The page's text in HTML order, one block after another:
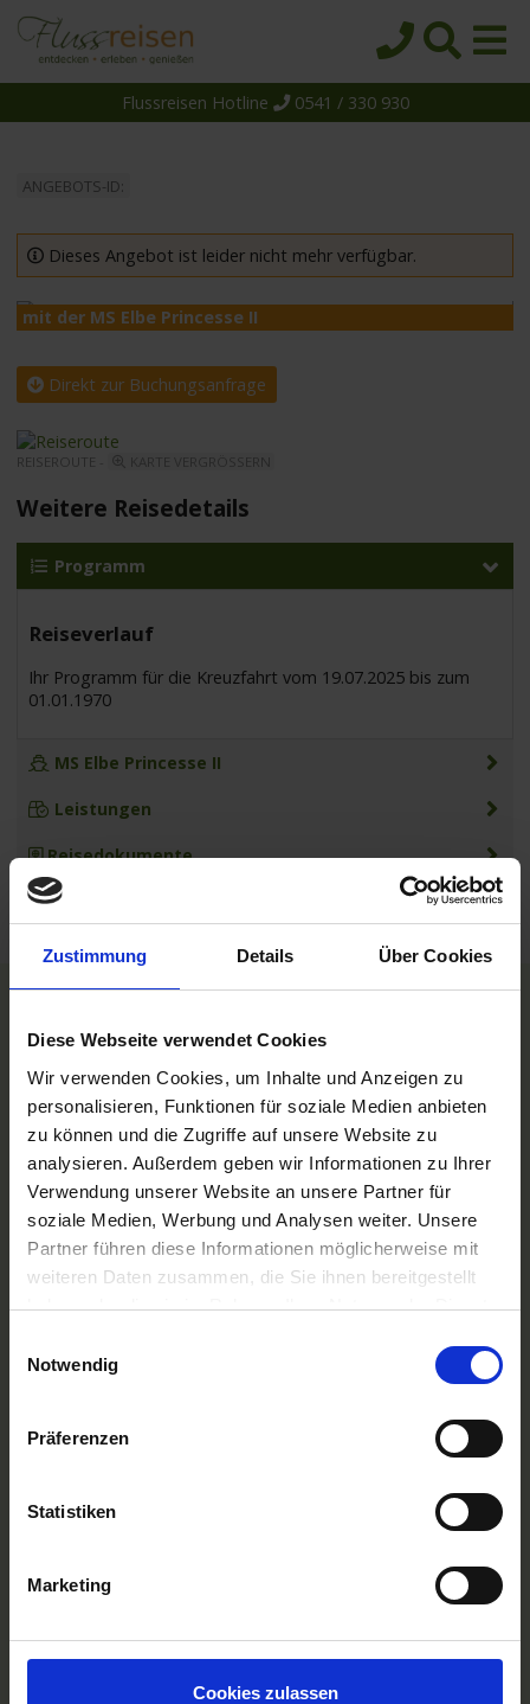
Zustimmung Details Über Cookies
Diese Webseite verwendet Cookies
Wir verwenden Cookies, um Inhalte und Anzeigen zu
personalisieren, Funktionen für soziale Medien anbieten
zu können und die Zugriffe auf unsere Website zu
analysieren. Außerdem geben wir Informationen zu Ihrer
Verwendung unserer Website an unsere Partner für
soziale Medien, Werbung und Analysen weiter. Unsere
Partner führen diese Informationen möglicherweise mit
weiteren Daten zusammen, die Sie ihnen bereitgestellt
haben oder die sie im Rahmen Ihrer Nutzung der Dienste
Notwendig
Präferenzen
Statistiken
Marketing
Cookies zulassen
Reiseziele
Themen
Reedereien
Schiffe
Über uns
Suche
Flussreisen Hotline 0541 / 330 930
ANGEBOTS-ID:
Dieses Angebot ist leider nicht mehr verfügbar.
mit der MS Elbe Princesse II
Direkt zur Buchungsanfrage
REISEROUTE -
Weitere Reisedetails
Programm
Reiseverlauf
Ihr Programm für die Kreuzfahrt vom 19.07.2025 bis zum
01.01.1970
MS Elbe Princesse II
Leistungen
Reisedokumente
A-ROSA Flussschiff GmbH
Nicko Cruises Flussreisen
PLANTOURS Kreuzfahrten
AMADEUS Flusskreuzfahrten
1AVista Flussreisen
TOP Reiseziele
Flussreisen Deutschland
Flussreise Osteuropa
Asien Flusskreuzfahrten
Nilkreuzfahrt
MS Alina
MS Anesha
MS Elegant Lady
TOP Themen
Flussreisen mit An- und Abreise
Deutschsprachiger Gästeservice
Last Minute Flusskreuzfahrten